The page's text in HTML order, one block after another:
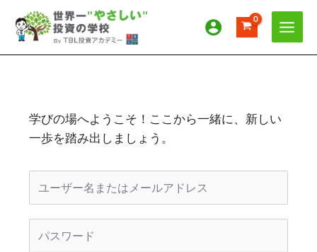
ス
学びの場へようこそ！ここから一緒に、新しい
一歩を踏み出しましょう。